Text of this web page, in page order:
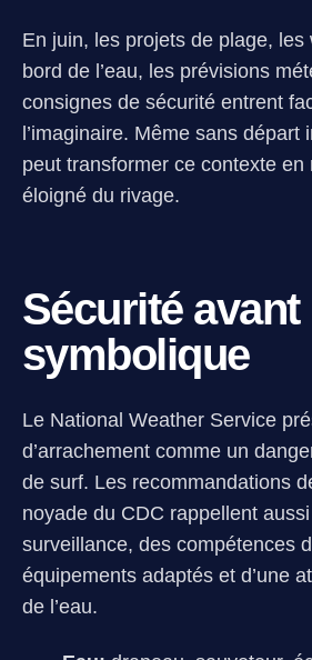
En juin, les projets de plage, les
bord de l’eau, les prévisions
consignes de sécurité entrent
l’imaginaire. Même sans départ
peut transformer ce contexte
éloigné du rivage.
Sécurité avant
symbolique
Le National Weather Service
d’arrachement comme un
de surf. Les recommandations
noyade du CDC rappellent
surveillance, des compétences
équipements adaptés et d’une
de l’eau.